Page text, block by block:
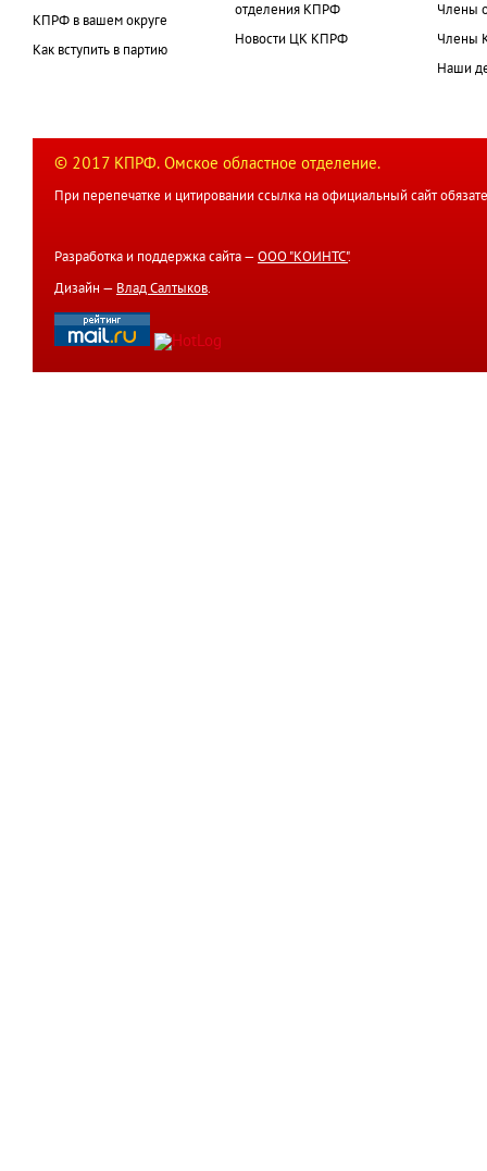
КПРФ в вашем округе
Как вступить в партию
отделения КПРФ
Новости ЦК КПРФ
Члены
Члены
Наши
© 2017 КПРФ. Омское областное отделение.
При перепечатке и цитировании ссылка на официальный сайт
Разработка и поддержка сайта — ООО "КОИНТС".
Дизайн — Влад Салтыков.